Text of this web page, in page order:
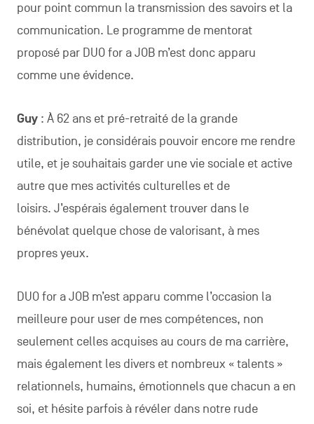
pour point commun la transmission des savoirs et la
communication. Le programme de mentorat
proposé par DUO for a JOB m’est donc apparu
comme une évidence.
Guy: À 62 ans et pré-retraité de la grande
distribution, je considérais pouvoir encore me rendre
utile, et je souhaitais garder une vie sociale et active
autre que mes activités culturelles et de
loisirs. J’espérais également trouver dans le
bénévolat quelque chose de valorisant, à mes
propres yeux.
DUO for a JOB m’est apparu comme l’occasion la
meilleure pour user de mes compétences, non
seulement celles acquises au cours de ma carrière,
mais également les divers et nombreux « talents »
relationnels, humains, émotionnels que chacun a en
soi, et hésite parfois à révéler dans notre rude